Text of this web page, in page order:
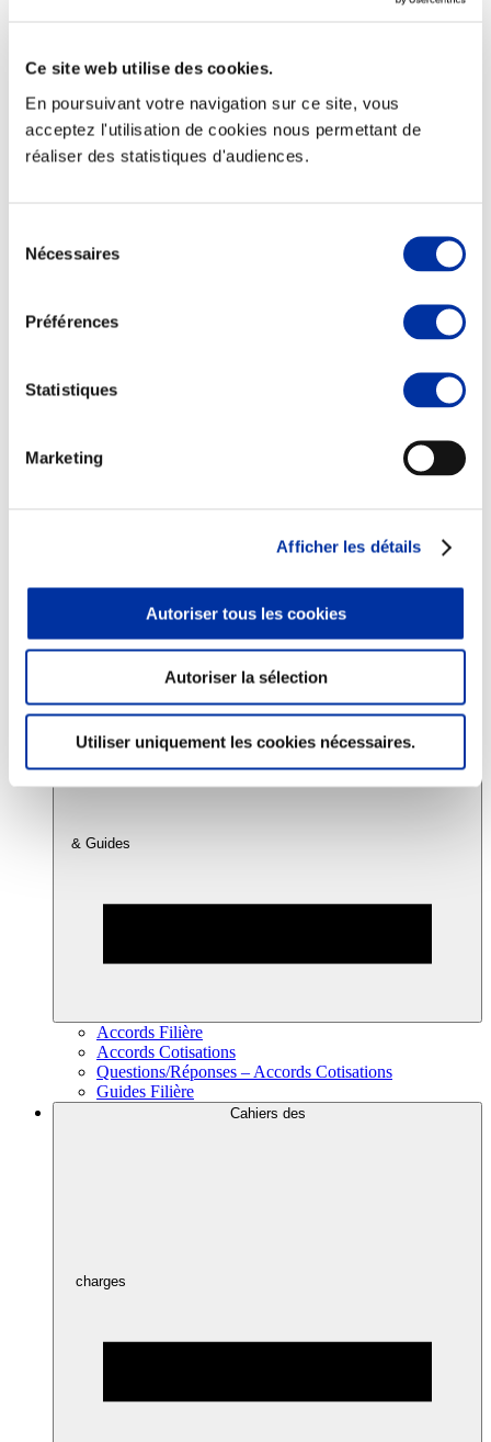
Ce site web utilise des cookies.
En poursuivant votre navigation sur ce site, vous
acceptez l'utilisation de cookies nous permettant de
réaliser des statistiques d'audiences.
Nécessaires
Préférences
Statistiques
Marketing
Afficher les détails
Autoriser tous les cookies
Autoriser la sélection
Utiliser uniquement les cookies nécessaires.
Transport – mise en marché
Abattoir
Viandes et santé
Juste rémunération et attractivité des métiers
Sources d’information
Accords
& Guides
Accords Filière
Accords Cotisations
Questions/Réponses – Accords Cotisations
Guides Filière
Cahiers des
charges